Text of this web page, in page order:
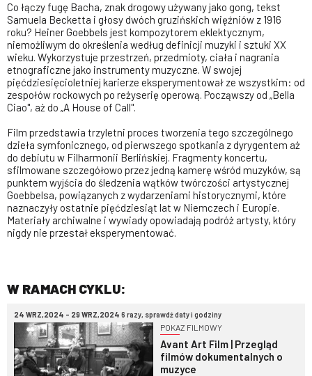
Co łączy fugę Bacha, znak drogowy używany jako gong, tekst
Samuela Becketta i głosy dwóch gruzińskich więźniów z 1916
roku? Heiner Goebbels jest kompozytorem eklektycznym,
niemożliwym do określenia według definicji muzyki i sztuki XX
wieku. Wykorzystuje przestrzeń, przedmioty, ciała i nagrania
etnograficzne jako instrumenty muzyczne. W swojej
pięćdziesięcioletniej karierze eksperymentował ze wszystkim: od
zespołów rockowych po reżyserię operową. Począwszy od „Bella
Ciao", aż do „A House of Call".
Film przedstawia trzyletni proces tworzenia tego szczególnego
dzieła symfonicznego, od pierwszego spotkania z dyrygentem aż
do debiutu w Filharmonii Berlińskiej. Fragmenty koncertu,
sfilmowane szczegółowo przez jedną kamerę wśród muzyków, są
punktem wyjścia do śledzenia wątków twórczości artystycznej
Goebbelsa, powiązanych z wydarzeniami historycznymi, które
naznaczyły ostatnie pięćdziesiąt lat w Niemczech i Europie.
Materiały archiwalne i wywiady opowiadają podróż artysty, który
nigdy nie przestał eksperymentować.
W RAMACH CYKLU:
24 WRZ,2024 - 29 WRZ,2024 6 razy, sprawdź daty i godziny
POKAZ FILMOWY
Avant Art Film | Przegląd
filmów dokumentalnych o
muzyce